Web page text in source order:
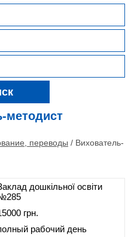
методист
переводы / Вихователь-
дошкільної освіти
грн.
рабочий день